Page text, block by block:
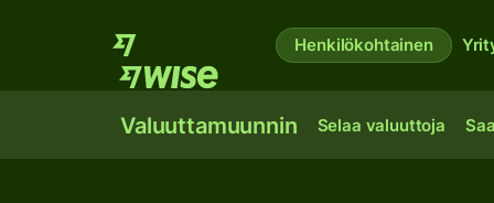
Henkilökohtainen
Valuuttamuunnin Selaa valuuttoja